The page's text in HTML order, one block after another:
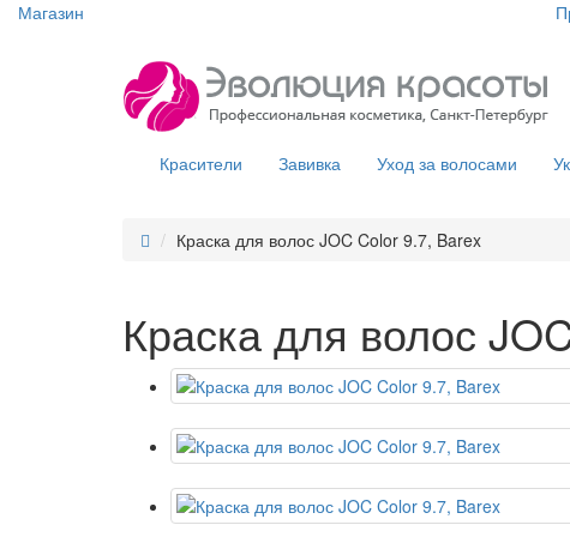
Магазин
Красители Завивка Уход за волосами
Краска для волос JOC Color 9.7, Barex
Краска для волос